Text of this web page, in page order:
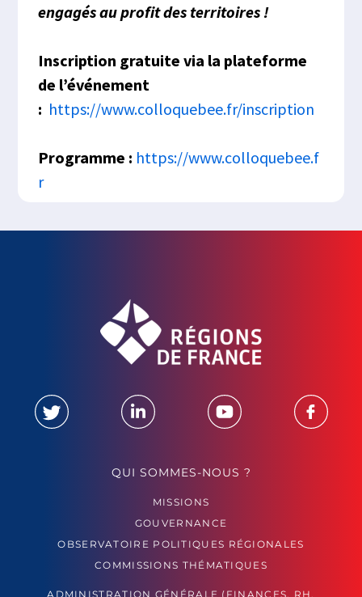
engagés au profit des territoires !
Inscription gratuite via la plateforme
de l’événement
: https://www.colloquebee.fr/inscription
Programme : https://www.colloquebee.f
r
QUI SOMMES-NOUS ?
MISSIONS
GOUVERNANCE
OBSERVATOIRE POLITIQUES RÉGIONALES
COMMISSIONS THÉMATIQUES
ADMINISTRATION GÉNÉRALE (FINANCES, RH,